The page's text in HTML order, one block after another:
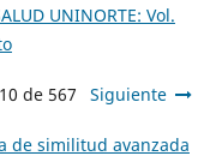
UNINORTE: Vol.
de 567 Siguiente
de similitud avanzada